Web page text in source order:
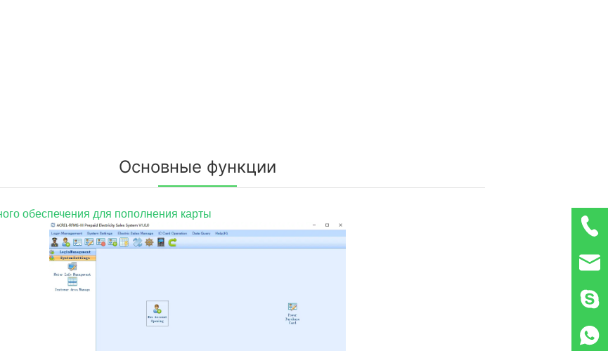
Основные функции
обеспечения для пополнения карты